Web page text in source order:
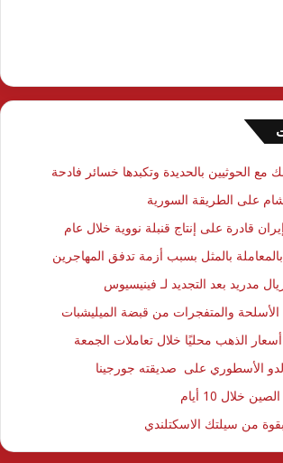
مع الحوثيين بالحديدة وتكبدها خسائر فادحة
على الطريقة السورية
قادرة على إنتاج قنبلة نووية خلال عام
بالمعاملة بالمثل بسبب أزمة تدفق المهاجرين
مدريد بعد التجديد لـ فينيسيوس
والمتفجرات من قبضة الميليشبات
الذهب محليًا خلال تعاملات الجمعة
الأسطوري على صديقته جورجينا
خلال 10 أيام
من سيلتك الاسكتلندي